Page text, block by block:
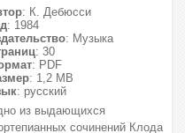
: К. Дебюсси
: 1984
: Музыка
: 30
: PDF
: 1,2 МВ
: русский
из выдающихся
сочинений Клода